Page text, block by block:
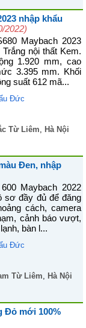
nhập khẩu
2022)
Maybach 2023
nội thất Kem.
1.920 mm, cao
3.395 mm. Khối
suất 612 mã...
Đức
Từ Liêm, Hà Nội
Đen, nhập
Maybach 2022
sơ đầy đủ để đăng
cách, camera
cảnh báo vượt,
bàn l...
Đức
Từ Liêm, Hà Nội
Đỏ mới 100%